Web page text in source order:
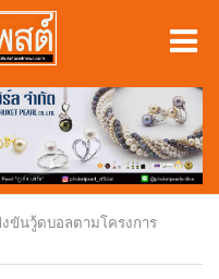
ขันวู้ดบอลตามโครงการ